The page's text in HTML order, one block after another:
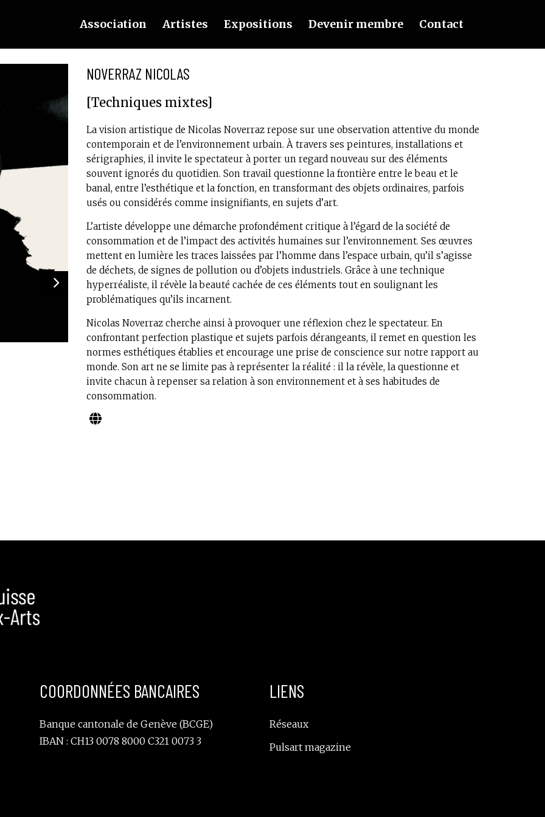
Association Artistes Expositions Devenir membre Contact
N1441 - "Passeig de Gracia BCN" - 2019 -
et acrylique sur bois
NOVERRAZ NICOLAS
[Techniques mixtes]
La vision artistique de Nicolas Noverraz repose sur une observation attentive du monde
contemporain et de l’environnement urbain. À travers ses peintures, installations et
sérigraphies, il invite le spectateur à porter un regard nouveau sur des éléments
souvent ignorés du quotidien. Son travail questionne la frontière entre le beau et le
banal, entre l’esthétique et la fonction, en transformant des objets ordinaires, parfois
usés ou considérés comme insignifiants, en sujets d’art.
L’artiste développe une démarche profondément critique à l’égard de la société de
consommation et de l’impact des activités humaines sur l’environnement. Ses œuvres
mettent en lumière les traces laissées par l’homme dans l’espace urbain, qu’il s’agisse
de déchets, de signes de pollution ou d’objets industriels. Grâce à une technique
hyperréaliste, il révèle la beauté cachée de ces éléments tout en soulignant les
problématiques qu’ils incarnent.
Nicolas Noverraz cherche ainsi à provoquer une réflexion chez le spectateur. En
confrontant perfection plastique et sujets parfois dérangeants, il remet en question les
normes esthétiques établies et encourage une prise de conscience sur notre rapport au
monde. Son art ne se limite pas à représenter la réalité : il la révèle, la questionne et
invite chacun à repenser sa relation à son environnement et à ses habitudes de
consommation.
COORDONNÉES BANCAIRES
Banque cantonale de Genève (BCGE)
IBAN : CH13 0078 8000 C321 0073 3
LIENS
Réseaux
Pulsart magazine